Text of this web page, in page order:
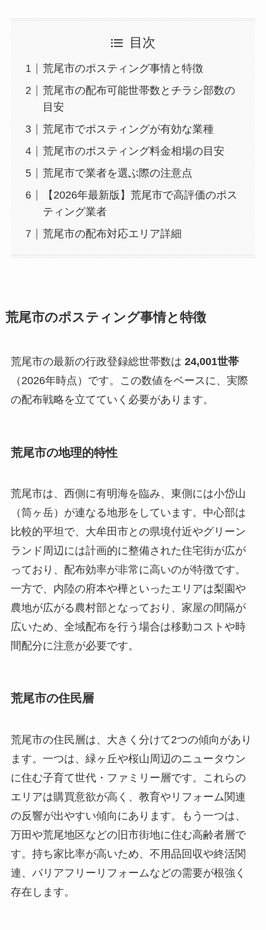
目次
荒尾市のポスティング事情と特徴
荒尾市の配布可能世帯数とチラシ部数の
目安
荒尾市でポスティングが有効な業種
荒尾市のポスティング料金相場の目安
荒尾市で業者を選ぶ際の注意点
【2026年最新版】荒尾市で高評価のポス
ティング業者
荒尾市の配布対応エリア詳細
荒尾市のポスティング事情と特徴
荒尾市の最新の行政登録総世帯数は 24,001世帯
（2026年時点）です。この数値をベースに、実際
の配布戦略を立てていく必要があります。
荒尾市の地理的特性
荒尾市は、西側に有明海を臨み、東側には小岱山
（筒ヶ岳）が連なる地形をしています。中心部は
比較的平坦で、大牟田市との県境付近やグリーン
ランド周辺には計画的に整備された住宅街が広が
っており、配布効率が非常に高いのが特徴です。
一方で、内陸の府本や樺といったエリアは梨園や
農地が広がる農村部となっており、家屋の間隔が
広いため、全域配布を行う場合は移動コストや時
間配分に注意が必要です。
荒尾市の住民層
荒尾市の住民層は、大きく分けて2つの傾向があり
ます。一つは、緑ヶ丘や桜山周辺のニュータウン
に住む子育て世代・ファミリー層です。これらの
エリアは購買意欲が高く、教育やリフォーム関連
の反響が出やすい傾向にあります。もう一つは、
万田や荒尾地区などの旧市街地に住む高齢者層で
す。持ち家比率が高いため、不用品回収や終活関
連、バリアフリーリフォームなどの需要が根強く
存在します。